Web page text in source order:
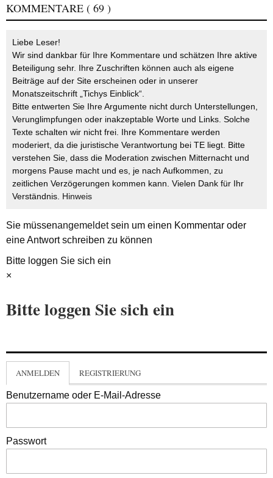
KOMMENTARE ( 69 )
Liebe Leser!
Wir sind dankbar für Ihre Kommentare und schätzen Ihre aktive
Beteiligung sehr. Ihre Zuschriften können auch als eigene
Beiträge auf der Site erscheinen oder in unserer
Monatszeitschrift „Tichys Einblick“.
Bitte entwerten Sie Ihre Argumente nicht durch Unterstellungen,
Verunglimpfungen oder inakzeptable Worte und Links. Solche
Texte schalten wir nicht frei. Ihre Kommentare werden
moderiert, da die juristische Verantwortung bei TE liegt. Bitte
verstehen Sie, dass die Moderation zwischen Mitternacht und
morgens Pause macht und es, je nach Aufkommen, zu
zeitlichen Verzögerungen kommen kann. Vielen Dank für Ihr
Verständnis. Hinweis
Sie müssenangemeldetsein um einen Kommentar oder
eine Antwort schreiben zu können
Bitte loggen Sie sich ein
×
Bitte loggen Sie sich ein
ANMELDEN REGISTRIERUNG
Benutzername oder E-Mail-Adresse
Passwort